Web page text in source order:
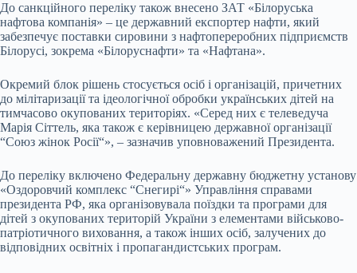
До санкційного переліку також внесено ЗАТ «Білоруська
нафтова компанія» – це державний експортер нафти, який
забезпечує поставки сировини з нафтопереробних підприємств
Білорусі, зокрема «Білоруснафти» та «Нафтана».
Окремий блок рішень стосується осіб і організацій, причетних
до мілітаризації та ідеологічної обробки українських дітей на
тимчасово окупованих територіях. «Серед них є телеведуча
Марія Сіттель, яка також є керівницею державної організації
“Союз жінок Росії“», – зазначив уповноважений Президента.
До переліку включено Федеральну державну бюджетну установу
«Оздоровчий комплекс “Снегирі“» Управління справами
президента РФ, яка організовувала поїздки та програми для
дітей з окупованих територій України з елементами військово-
патріотичного виховання, а також інших осіб, залучених до
відповідних освітніх і пропагандистських програм.